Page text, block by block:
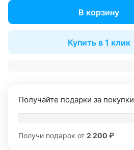
В корзину
Купить в 1 клик
Получайте подарки за покупки
Получи подарок от 2 200 ₽